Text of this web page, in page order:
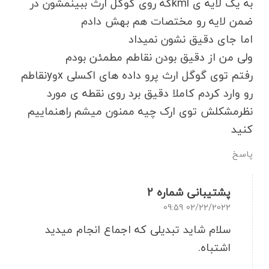
افرادی که قصد ورود به بازار کار GIS و نقشه برداری را
دارند
پژوهشگران و مدیران پروژه های کاداستر و مدیریت
اراضی
چرا یادگیری ArcGIS اهمیت دارد؟
در دنیای امروز، تصمیم گیری مبتنی بر داده های
وکارها، مدیریت شهری و حتی زندگی روزمره نقش
با یکی از مهم ترین ابزارهای تحلیل و مدیریت
هستند، می توانند نقشه تهیه کنند، تحلیل های
ضمن لایه رو مختصات هم بهش دادم
اما جای دقیق نشون نمیداد
ولی من از دقیق بودن نقاطم مطمئن بودم
رفتم توی گوگل ارث پرو داده های اکسلی xوyنقاطم
رو وارد کردم کاملا دقیق برد روی نقطه ی مورد
نظرمشکلش توی ارک چیه ممنون میشم راهنماییم
کنید
پاسخ
پشتیبانی شماره 2
02/22/2022 09:59
سلام شاید تبدیلی که اجماع انجام میدید
اشتباه.